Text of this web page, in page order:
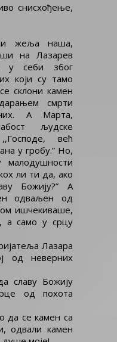
снисхођење,
жеља наша,
на Лазарев
у себи због
који су тамо
склони камен
смрти
А Марта,
људске
већ
у гробу.” Но,
ли ти да, ако
Божију?” А
одваљен од
ишчекиваше,
а само у срцу
Лазара
од неверних
славу Божију
од похота
да се камен са
одвали камен